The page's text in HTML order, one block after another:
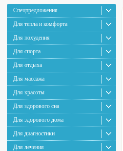
Спецпредложения
Для тепла и комфорта
Для похудения
Для спорта
Для отдыха
Для массажа
Для красоты
Для здорового сна
Для здорового дома
Для диагностики
Для лечения